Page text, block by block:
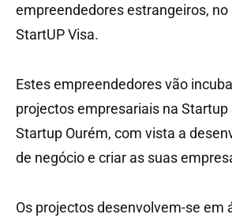
empreendedores estrangeiros,
StartUP Visa.
Estes empreendedores vão
projectos empresariais na Startup
Startup Ourém, com vista a
de negócio e criar as suas
Os projectos desenvolvem-se em